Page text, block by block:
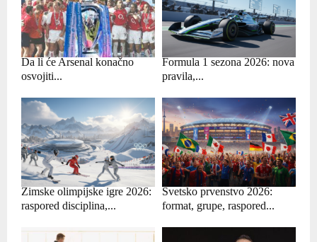
Da li će Arsenal konačno
osvojiti...
Formula 1 sezona 2026: nova
pravila,...
Zimske olimpijske igre 2026:
raspored disciplina,...
Svetsko prvenstvo 2026:
format, grupe, raspored...